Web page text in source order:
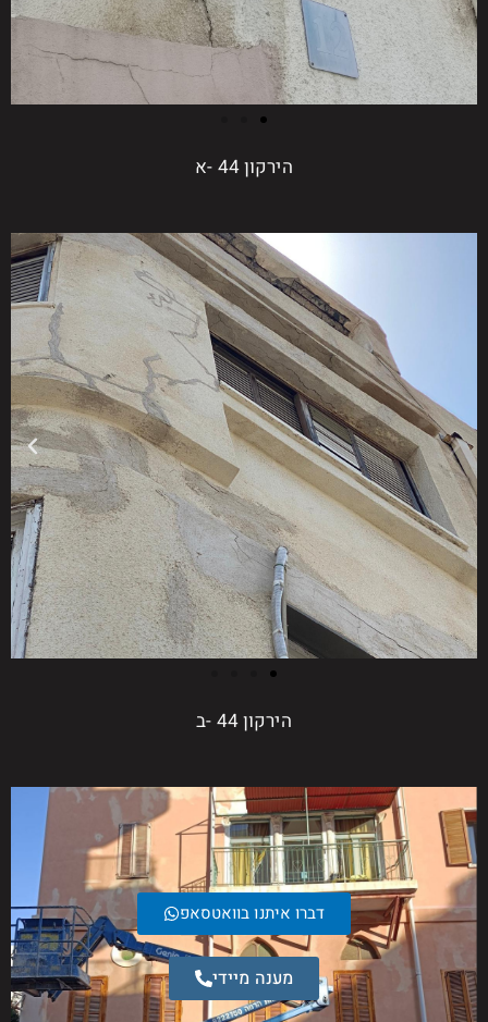
הירקון 44 -א
הירקון 44 -ב
דברו איתנו בוואטסאפ
מענה מיידי